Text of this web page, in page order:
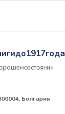
Болгария